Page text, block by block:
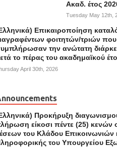
Ακαδ. έτος
Tuesday May 12th,
Επικαιροποίηση
φοιτητών/τριών που
την ανώτατη
το πέρας του ακαδημαϊκού
April 30th, 2026
Προκήρυξη
είκοσι πέντε (25) κενών
του Κλάδου Επικοινωνιών
του Υπουργείου